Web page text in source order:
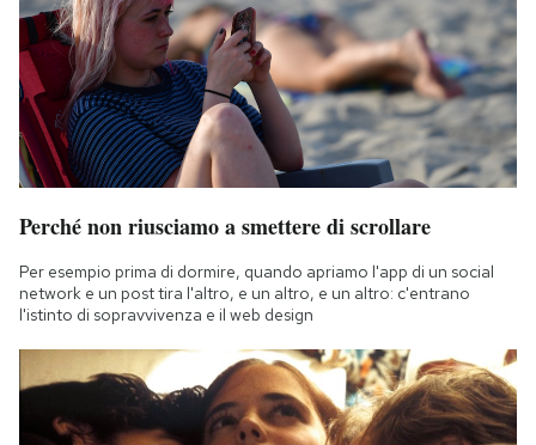
Perché non riusciamo a smettere di scrollare
Per esempio prima di dormire, quando apriamo l'app di un social
network e un post tira l'altro, e un altro, e un altro: c'entrano
l'istinto di sopravvivenza e il web design